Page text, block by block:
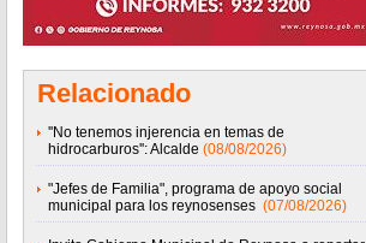
Relacionado
''No tenemos injerencia en temas de
hidrocarburos'': Alcalde (08/08/2026)
"Jefes de Familia", programa de apoyo social
municipal para los reynosenses (07/08/2026)